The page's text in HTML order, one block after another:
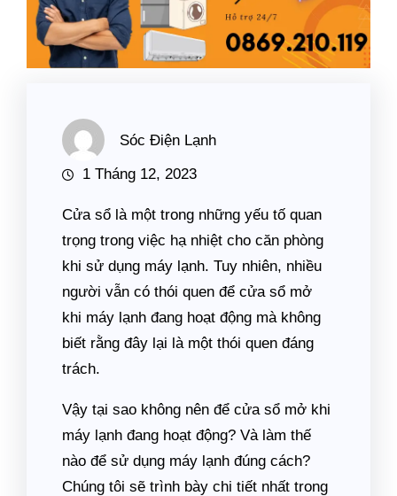
Sóc Điện Lạnh
1 Tháng 12, 2023
Cửa sổ là một trong những yếu tố quan
trọng trong việc hạ nhiệt cho căn phòng
khi sử dụng máy lạnh. Tuy nhiên, nhiều
người vẫn có thói quen để cửa sổ mở
khi máy lạnh đang hoạt động mà không
biết rằng đây lại là một thói quen đáng
trách.
Vậy tại sao không nên để cửa sổ mở khi
máy lạnh đang hoạt động? Và làm thế
nào để sử dụng máy lạnh đúng cách?
Chúng tôi sẽ trình bày chi tiết nhất trong